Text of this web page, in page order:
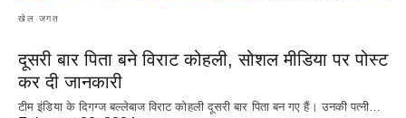
खेल जगत
दूसरी बार‌ पिता बने विराट कोहली, सोशल मीडिया पर पोस्ट
कर दी‌ जानकारी
टीम इंडिया के दिगग्ज बल्लेबाज विराट कोहली दूसरी बार पिता बन गए हैं। उनकी पत्नी…